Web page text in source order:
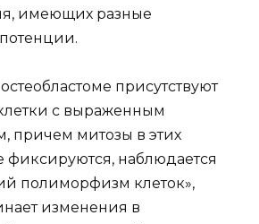
имеющих разные
присутствуют
с выраженным
причем митозы в этих
фиксируются, наблюдается
полиморфизм клеток»,
изменения в